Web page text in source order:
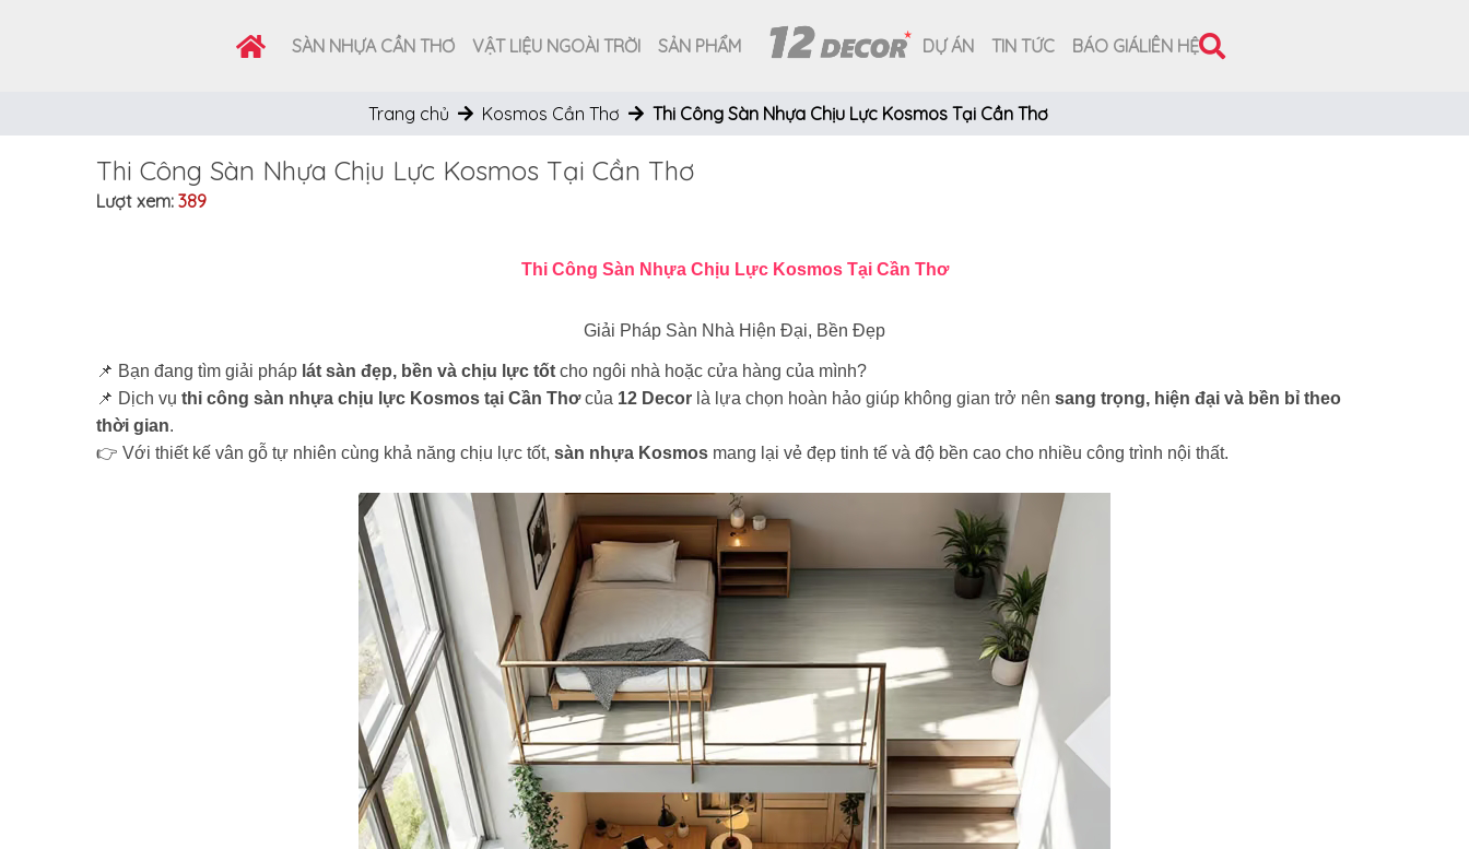
SÀN NHỰA CẦN THƠ VẬT LIỆU NGOÀI TRỜI SẢN PHẨM DỰ ÁN TIN TỨC BÁO GIÁLIÊN HỆ
Trang chủ Kosmos Cần Thơ Thi Công Sàn Nhựa Chịu Lực Kosmos Tại Cần Thơ
Thi Công Sàn Nhựa Chịu Lực Kosmos Tại Cần Thơ
Lượt xem: 389
Thi Công Sàn Nhựa Chịu Lực Kosmos Tại Cần Thơ
Giải Pháp Sàn Nhà Hiện Đại, Bền Đẹp
📌 Bạn đang tìm giải pháp lát sàn đẹp, bền và chịu lực tốt cho ngôi nhà hoặc cửa hàng của mình?
📌 Dịch vụ thi công sàn nhựa chịu lực Kosmos tại Cần Thơcủa 12 Decor là lựa chọn hoàn hảo giúp không gian trở nên sang trọng, hiện đại và bền bỉ theo
thời gian.
👉 Với thiết kế vân gỗ tự nhiên cùng khả năng chịu lực tốt, sàn nhựa Kosmos mang lại vẻ đẹp tinh tế và độ bền cao cho nhiều công trình nội thất.